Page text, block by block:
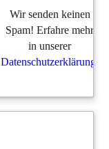
Wir senden keinen
Spam! Erfahre mehr
in unserer
Datenschutzerklärung